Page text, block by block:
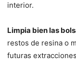
interior.
Limpia bien las
restos de resina o
futuras